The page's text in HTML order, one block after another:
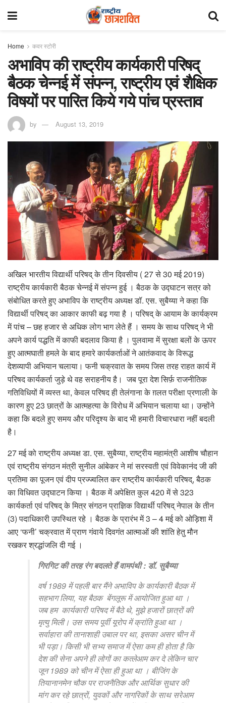
Home कवर स्टोरी
अभाविप की राष्ट्रीय कार्यकारी परिषद्
बैठक चेन्नई में संपन्न, राष्ट्रीय एवं शैक्षिक
विषयों पर पारित किये गये पांच प्रस्ताव
by August 13, 2019
अखिल भारतीय विद्यार्थी परिषद् के तीन दिवसीय ( 27 से 30 मई 2019)
राष्ट्रीय कार्यकारी बैठक चेन्नई में संपन्न हुई । बैठक के उद्घाटन सत्र को
संबोधित करते हुए अभाविप के राष्ट्रीय अध्यक्ष डॉ. एस. सुबैय्या ने कहा कि
विद्यार्थी परिषद् का आकार काफी बढ़ गया है । परिषद् के आयाम के कार्यक्रम
में पांच – छह हजार से अधिक लोग भाग लेते हैं । समय के साथ परिषद् ने भी
अपने कार्य पद्धति में काफी बदलाव किया है । पुलवामा में सुरक्षा बलों के ऊपर
हुए आत्मघाती हमले के बाद हमारे कार्यकर्ताओं ने आतंकवाद के विरूद्ध
देशव्यापी अभियान चलाया। फनी चक्रवात के समय जिस तरह राहत कार्य में
परिषद कार्यकर्ता जुड़े थे वह सराहनीय है। जब पूरा देश सिर्फ़ राजनीतिक
गतिविधियों में व्यस्त था, केवल परिषद ही तेलंगाना के ग़लत परीक्षा प्रणाली के
कारण हुए 23 छात्रों के आत्महत्या के विरोध में अभियान चलाया था। उन्होंने
कहा कि बदले हुए समय और परिदृश्य के बाद भी हमारी विचारधारा नहीं बदली
है।
27 मई को राष्ट्रीय अध्यक्ष डा. एस. सुबैय्या, राष्ट्रीय महामंत्री आशीष चौहान
एवं राष्ट्रीय संगठन मंत्री सुनील आंबेकर ने मां सरस्वती एवं विवेकानंद जी की
प्रतिमा का पूजन एवं दीप प्रज्ज्वलित कर राष्ट्रीय कार्यकारी परिषद्, बैठक
का विधिवत उद्घाटन किया । बैठक में अपेक्षित कुल 420 में से 323
कार्यकर्ता एवं परिषद् के मित्र संगठन प्राज्ञिक विद्यार्थी परिषद् नेपाल के तीन
(3) पदाधिकारी उपस्थित रहे । बैठक के प्रारंभ में 3 – 4 मई को ओड़िशा में
आए ‘फनी’ चक्रवात में प्राण गंवाये दिवगंत आत्माओं की शांति हेतु मौन
रखकर श्रद्धांजलि दी गई ।
गिरगिट की तरह रंग बदलते हैं वामपंथी: डॉ. सुबैय्या
वर्ष 1989 में पहली बार मैंने अभाविप के कार्यकारी बैठक में
सहभाग लिया, यह बैठक बेंगलूरू में आयोजित हुआ था ।
जब हम कार्यकारी परिषद में बैठे थे, मुझे हजारों छात्रों की
मृत्यु मिली। उस समय पूर्वी यूरोप में क्रांति हुआ था ।
सर्वाहारा की तानाशाही उबाल पर था, इसका असर चीन में
भी पड़ा। किसी भी सभ्य समाज में ऐसा कम ही होता है कि
देश की सेना अपने ही लोगों का कत्लेआम कर दे लेकिन चार
जून 1989 को चीन में ऐसा ही हुआ था । बीजिंग के
तियानानमेन चौक पर राजनैतिक और आर्थिक सुधार की
मांग कर रहे छात्रों, युवकों और नागरिकों के साथ सरेआम